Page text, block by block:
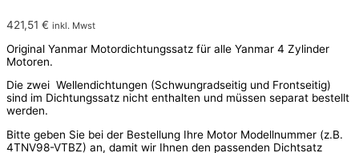
421,51 € inkl. Mwst
Original Yanmar Motordichtungssatz für alle Yanmar 4 Zylinder
Motoren.
Die zwei Wellendichtungen (Schwungradseitig und Frontseitig)
sind im Dichtungssatz nicht enthalten und müssen separat bestellt
werden.
Bitte geben Sie bei der Bestellung Ihre Motor Modellnummer (z.B.
4TNV98-VTBZ) an, damit wir Ihnen den passenden Dichtsatz